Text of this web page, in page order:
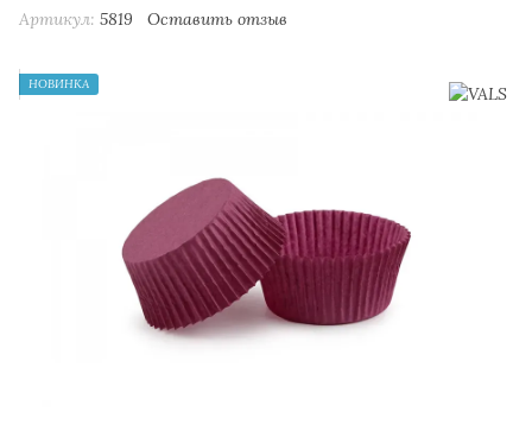
Артикул: 5819 Оставить отзыв
НОВИНКА